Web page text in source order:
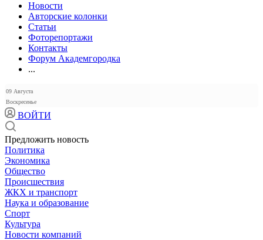
Новости
Авторские колонки
Статьи
Фоторепортажи
Контакты
Форум Академгородка
...
09 Августа
Воскресенье
ВОЙТИ
Предложить новость
Политика
Экономика
Общество
Происшествия
ЖКХ и транспорт
Наука и образование
Спорт
Культура
Новости компаний